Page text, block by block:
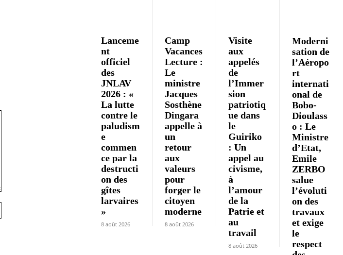
:
Lanceme
nt
officiel
des
JNLAV
2026 : «
La lutte
contre le
paludism
e
commen
ce par la
destructi
on des
gîtes
larvaires
»
8 août 2026
Camp
Vacances
Lecture :
Le
ministre
Jacques
Sosthène
Dingara
appelle à
un
retour
aux
valeurs
pour
forger le
citoyen
moderne
8 août 2026
Visite
aux
appelés
de
l’Immer
sion
patriotiq
ue dans
le
Guiriko
: Un
appel au
civisme,
à
l’amour
de la
Patrie et
au
travail
8 août 2026
Moderni
sation de
l’Aéropo
rt
internati
onal de
Bobo-
Dioulass
o : Le
Ministre
d’Etat,
Emile
ZERBO
salue
l’évoluti
on des
travaux
et exige
le
respect